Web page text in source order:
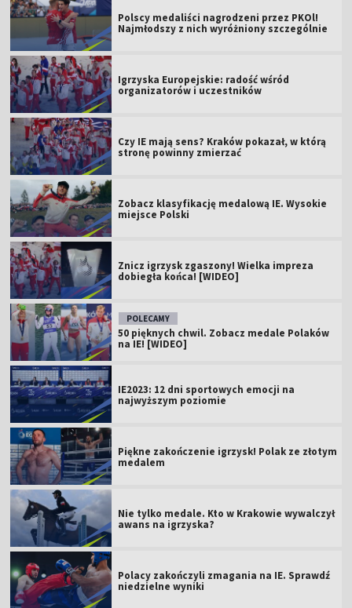
Polscy medaliści nagrodzeni przez PKOl!
Najmłodszy z nich wyróżniony szczególnie
Igrzyska Europejskie: radość wśród
organizatorów i uczestników
Czy IE mają sens? Kraków pokazał, w którą
stronę powinny zmierzać
Zobacz klasyfikację medalową IE. Wysokie
miejsce Polski
Znicz igrzysk zgaszony! Wielka impreza
dobiegła końca! [WIDEO]
POLECAMY
50 pięknych chwil. Zobacz medale Polaków
na IE! [WIDEO]
IE2023: 12 dni sportowych emocji na
najwyższym poziomie
Piękne zakończenie igrzysk! Polak ze złotym
medalem
Nie tylko medale. Kto w Krakowie wywalczył
awans na igrzyska?
Polacy zakończyli zmagania na IE. Sprawdź
niedzielne wyniki